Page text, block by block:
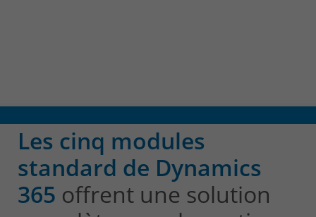
CONTACT & ACCESS MAP
Les cinq modules
standard de Dynamics
365 offrent une solution